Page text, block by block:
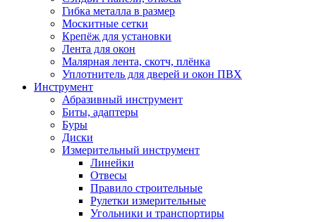
Гибка металла в размер
Москитные сетки
Крепёж для установки
Лента для окон
Малярная лента, скотч, плёнка
Уплотнитель для дверей и окон ПВХ
Инструмент
Абразивный инструмент
Биты, адаптеры
Буры
Диски
Измерительный инструмент
Линейки
Отвесы
Правило строительные
Рулетки измерительные
Угольники и транспортиры